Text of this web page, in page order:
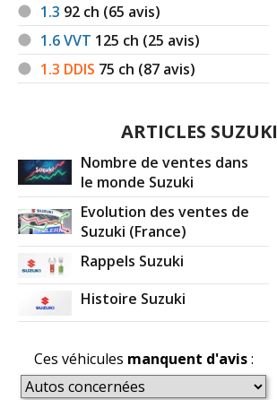
1.3 92 ch (65 avis)
1.6 VVT 125 ch (25 avis)
1.3 DDIS 75 ch (87 avis)
ARTICLES SUZUKI
Nombre de ventes dans
le monde Suzuki
Evolution des ventes de
Suzuki (France)
Rappels Suzuki
Histoire Suzuki
Ces véhicules manquent d'avis: